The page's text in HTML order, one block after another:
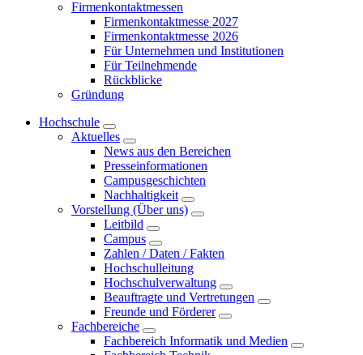
Firmenkontaktmessen
Firmenkontaktmesse 2027
Firmenkontaktmesse 2026
Für Unternehmen und Institutionen
Für Teilnehmende
Rückblicke
Gründung
Hochschule
Aktuelles
News aus den Bereichen
Presseinformationen
Campusgeschichten
Nachhaltigkeit
Vorstellung (Über uns)
Leitbild
Campus
Zahlen / Daten / Fakten
Hochschulleitung
Hochschulverwaltung
Beauftragte und Vertretungen
Freunde und Förderer
Fachbereiche
Fachbereich Informatik und Medien